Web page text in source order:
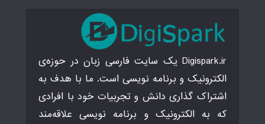
Digispark.ir یک سایت فارسی زبان در حوزه‌ی
الکترونیک و برنامه نویسی است. ما با هدف به
اشتراک گذاری دانش و تجربیات خود با افرادی
که به الکترونیک و برنامه نویسی علاقه‌مند